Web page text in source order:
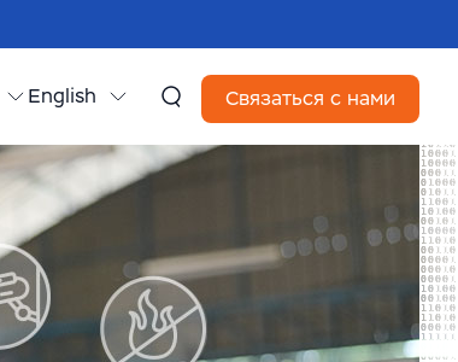
English Связаться с нами